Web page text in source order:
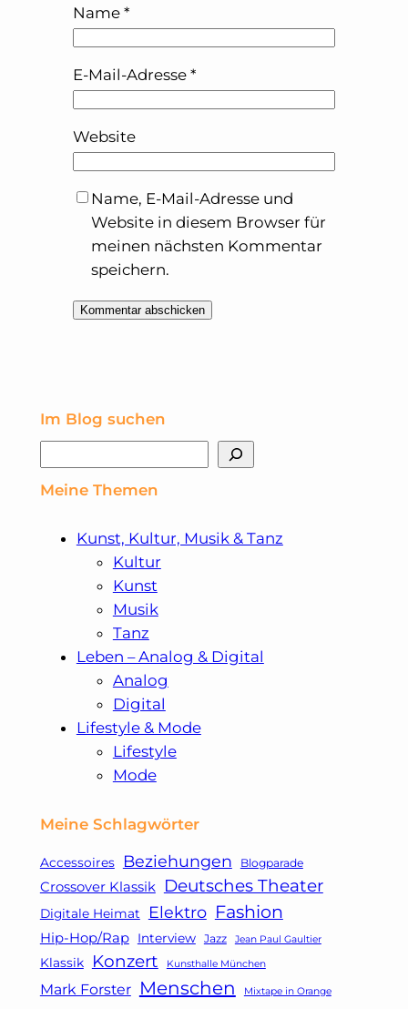
Name *
E-Mail-Adresse *
Website
Name, E-Mail-Adresse und
Website in diesem Browser für
meinen nächsten Kommentar
speichern.
Im Blog suchen
Meine Themen
Kunst, Kultur, Musik & Tanz
Kultur
Kunst
Musik
Tanz
Leben – Analog & Digital
Analog
Digital
Lifestyle & Mode
Lifestyle
Mode
Meine Schlagwörter
Accessoires Beziehungen Blogparade
Crossover Klassik Deutsches Theater
Digitale Heimat Elektro Fashion
Hip-Hop/Rap Interview Jazz Jean Paul Gaultier
Klassik Konzert Kunsthalle München
Mark Forster Menschen Mixtape in Orange